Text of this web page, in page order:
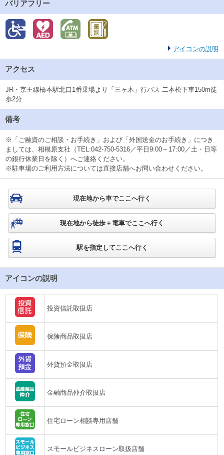
バリアフリー
アイコンの説明
アクセス
JR・京王線橋本駅北口1番乗場より「三ヶ木」行バス 二本松下車150m徒
歩2分
備考
※「ご融資のご相談・お手続き」および「外国送金のお手続き」につき
ましては、相模原支社（TEL:042-750-5316／平日9:00～17:00／土・日等
の銀行休業日を除く）へご連絡ください。
※駐車場のご利用方法については直接店舗へお問い合わせください。
現在地から車でここへ行く
現在地から徒歩＋電車でここへ行く
駅を指定してここへ行く
アイコンの説明
投資信託取扱店
保険商品取扱店
外貨預金取扱店
金融商品仲介取扱店
住宅ローン相談専用店舗
スモールビジネスローン取扱店舗